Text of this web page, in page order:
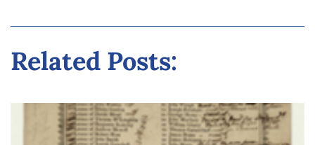
Related Posts: